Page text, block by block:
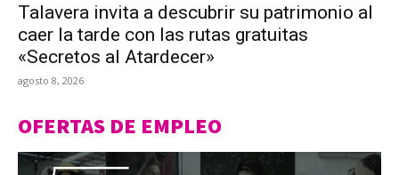
Talavera invita a descubrir su patrimonio al
caer la tarde con las rutas gratuitas
«Secretos al Atardecer»
agosto 8, 2026
OFERTAS DE EMPLEO